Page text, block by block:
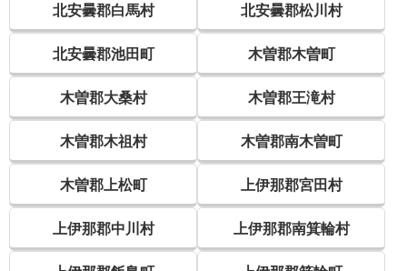
北安曇郡白馬村 北安曇郡松川村
北安曇郡池田町 木曽郡木曽町
木曽郡大桑村 木曽郡王滝村
木曽郡木祖村 木曽郡南木曽町
木曽郡上松町 上伊那郡宮田村
上伊那郡中川村 上伊那郡南箕輪村